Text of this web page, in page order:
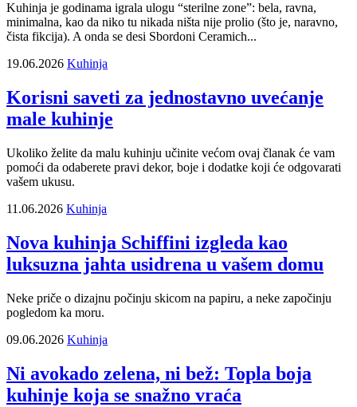
Kuhinja je godinama igrala ulogu “sterilne zone”: bela, ravna,
minimalna, kao da niko tu nikada ništa nije prolio (što je, naravno,
čista fikcija). A onda se desi Sbordoni Ceramich...
19.06.2026 Kuhinja
Korisni saveti za jednostavno uvećanje
male kuhinje
Ukoliko želite da malu kuhinju učinite većom ovaj članak će vam
pomoći da odaberete pravi dekor, boje i dodatke koji će odgovarati
vašem ukusu.
11.06.2026 Kuhinja
Nova kuhinja Schiffini izgleda kao
luksuzna jahta usidrena u vašem domu
Neke priče o dizajnu počinju skicom na papiru, a neke započinju
pogledom ka moru.
09.06.2026 Kuhinja
Ni avokado zelena, ni bež: Topla boja
kuhinje koja se snažno vraća